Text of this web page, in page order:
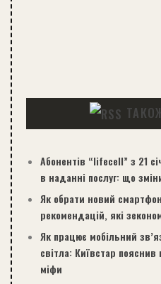
Абонентів “lifecell” з 21
в наданні послуг: що
Як обрати новий
рекомендацій, які
Як працює мобільний
світла: Київстар
міфи